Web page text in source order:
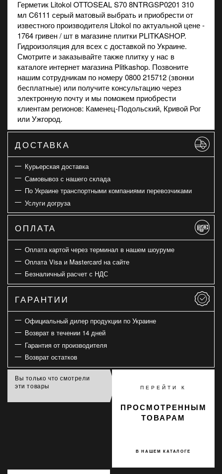
Герметик Litokol OTTOSEAL S70 8NTRGSP0201 310
мл C6111 серый матовый выбрать и приобрести от
известного производителя Litokol по актуальной цене -
1764 гривен / шт в магазине плитки PLITKASHOP.
Гидроизоляция для всех с доставкой по Украине.
Смотрите и заказывайте также плиткуу нас в
каталоге интернет магазина Plitkashop. Позвоните
нашим сотрудникам по номеру 0800 215712 (звонки
бесплатные) или получите консультацию через
электронную почту и мы поможем приобрести
клиентам регионов: Каменец-Подольский, Кривой Рог
или Ужгород.
ДОСТАВКА
Курьерская доставка
Самовывоз с нашего склада
По Украине транспортными компаниями перевозчиками
Услуги догруза
ОПЛАТА
Оплата картой через терминал в нашем шоуруме
Оплата Visa и Mastercard на сайте
Безналичный расчет с НДС
ГАРАНТИИ
Официальный дилер продукции по Украине
Возврат в течении 14 дней
Гарантия от производителя
Возврат остатков
Вы только что смотрели
эти товары
ПЕРЕЙТИ К
В НАШЕМ КАТАЛОГЕ
ПРОСМОТРЕННЫМ
ТОВАРАМ